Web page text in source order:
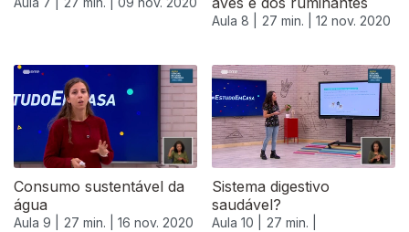
Aula 8 | 27 min. | 12 nov. 2020
Consumo sustentável da
água
Aula 9 | 27 min. | 16 nov. 2020
Sistema digestivo
saudável?
Aula 10 |
27 min. |